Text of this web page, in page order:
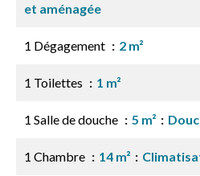
et aménagée
1 Dégagement 2 m²
1 Toilettes 1 m²
1 Salle de douche 5 m²
1 Chambre 14 m²